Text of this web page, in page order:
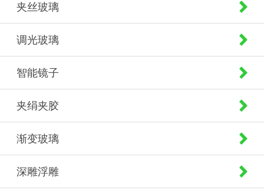
夹丝玻璃
调光玻璃
智能镜子
夹绢夹胶
渐变玻璃
深雕浮雕